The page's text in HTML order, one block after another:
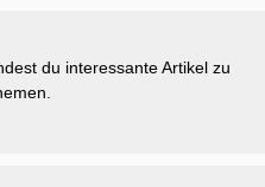
du interessante Artikel zu